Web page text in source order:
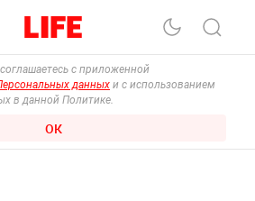
с приложенной
данных и с использованием
в данной Политике.
ОК